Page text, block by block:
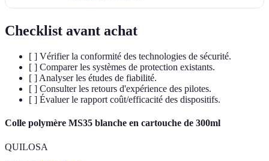
Checklist avant achat
[ ] Vérifier la conformité des technologies de sécurité.
[ ] Comparer les systèmes de protection existants.
[ ] Analyser les études de fiabilité.
[ ] Consulter les retours d'expérience des pilotes.
[ ] Évaluer le rapport coût/efficacité des dispositifs.
Colle polymère MS35 blanche en cartouche de 300ml
QUILOSA